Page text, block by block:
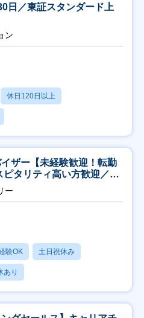
日／東証スタンダード上
ン
休日120日以上
ザー【未経験歓迎！転勤
タリティ高い方歓迎／土
ー
験OK 土日祝休み
あり